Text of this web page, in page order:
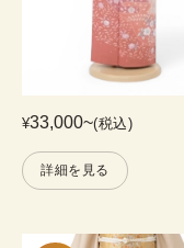
¥33,000~(税込)
詳細を見る